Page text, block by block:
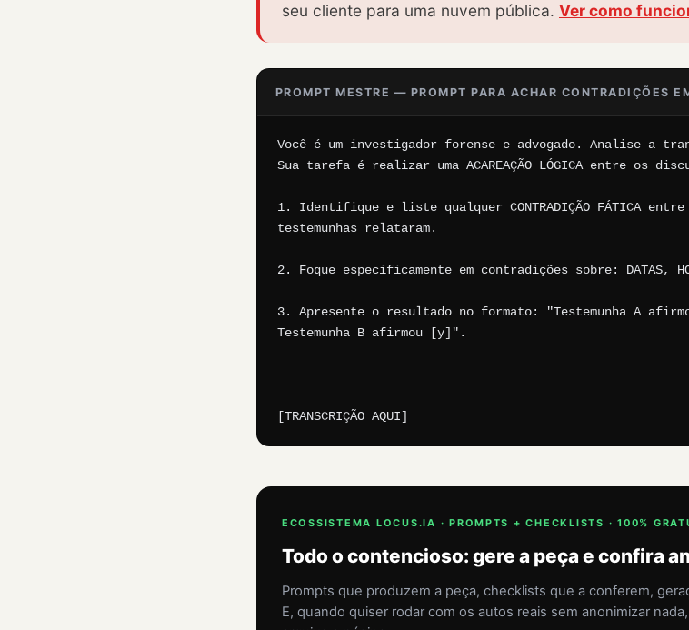
seu cliente para uma nuvem pública. Ver como
PROMPT MESTRE — PROMPT PARA ACHAR CONTRADIÇÕES
Você é um investigador forense e advogado. Analise a
Sua tarefa é realizar uma ACAREAÇÃO LÓGICA entre os
1. Identifique e liste qualquer CONTRADIÇÃO FÁTICA
testemunhas relataram.
2. Foque especificamente em contradições sobre: DATAS,
3. Apresente o resultado no formato: "Testemunha A
Testemunha B afirmou [y]".
[TRANSCRIÇÃO AQUI]
ECOSSISTEMA LOCUS.IA · PROMPTS + CHECKLISTS · 100%
Todo o contencioso: gere a peça e confira
Prompts que produzem a peça, checklists que a conferem,
E, quando quiser rodar com os autos reais sem anonimizar